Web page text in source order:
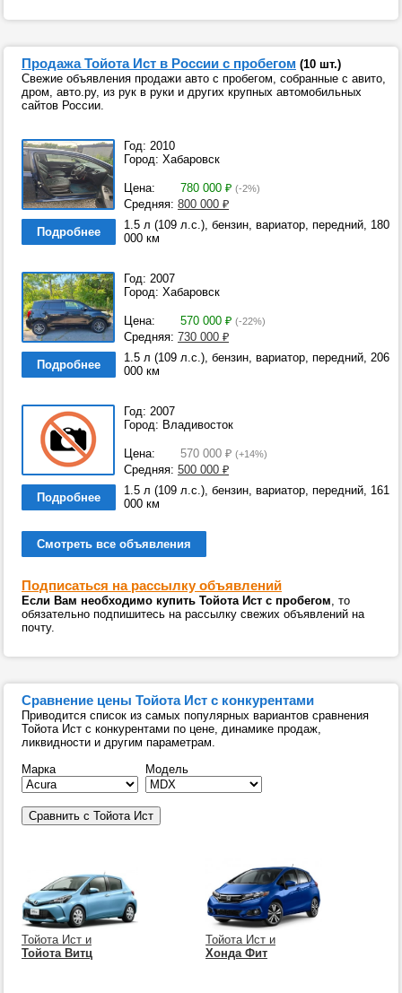
Продажа Тойота Ист в России с пробегом (10 шт.)
Свежие объявления продажи авто с пробегом, собранные с авито,
дром, авто.ру, из рук в руки и других крупных автомобильных
сайтов России.
Год: 2010
Город: Хабаровск
Цена: 780 000 ₽ (-2%)
Средняя: 800 000 ₽
Подробнее
1.5 л (109 л.с.), бензин, вариатор, передний, 180
000 км
Год: 2007
Город: Хабаровск
Цена: 570 000 ₽ (-22%)
Средняя: 730 000 ₽
Подробнее
1.5 л (109 л.с.), бензин, вариатор, передний, 206
000 км
Год: 2007
Город: Владивосток
Цена: 570 000 ₽ (+14%)
Средняя: 500 000 ₽
Подробнее
1.5 л (109 л.с.), бензин, вариатор, передний, 161
000 км
Смотреть все объявления
Подписаться на рассылку объявлений
Если Вам необходимо купить Тойота Ист с пробегом, то
обязательно подпишитесь на рассылку свежих объявлений на
почту.
Сравнение цены Тойота Ист с конкурентами
Приводится список из самых популярных вариантов сравнения
Тойота Ист с конкурентами по цене, динамике продаж,
ликвидности и другим параметрам.
Марка
Модель
Тойота Ист и
Тойота Витц
Тойота Ист и
Хонда Фит